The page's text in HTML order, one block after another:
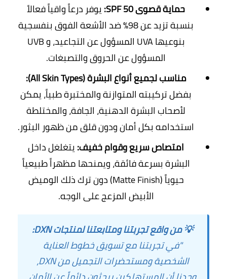
حماية قصوى SPF 50:
يوفر درعاً واقياً فعالاً
بنسبة تزيد عن 98% ضد الأشعة الفوق بنفسجية
بنوعيها UVA المسؤول عن التجاعيد، و UVB
المسؤول عن الحروق والتصبغات.
مناسب لجميع أنواع البشرة (All Skin Types):
بفضل تركيبته المتوازنة والمختبرة طبياً، يمكن
لأصحاب البشرة الدهنية، الجافة، والمختلطة
استخدامه بكل أمان ودون قلق من ظهور البثور.
امتصاص سريع وقوام خفيف:يتغلغل داخل
البشرة بسرعة فائقة، ويمنحها مظهراً طبيعياً
حيوياً (Matte Finish) دون ترك ذلك الوميض
الأبيض المزعج على الوجه.
💡 من واقع تجربتنا ومتابعتنا لمنتجات DXN:
"في تجربتنا مع تسويق خطوط العناية
الشخصية ومستحضرات التجميل من DXN،